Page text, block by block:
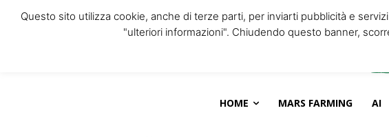
HOME MARS FARMING AI
Questo sito utilizza cookie, anche di terze parti, per inviarti pubblicità e
"ulteriori informazioni". Chiudendo questo banner,